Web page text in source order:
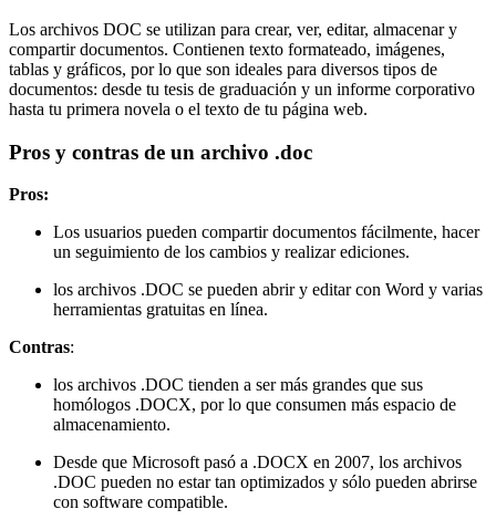
Los archivos DOC se utilizan para crear, ver, editar, almacenar y
compartir documentos. Contienen texto formateado, imágenes,
tablas y gráficos, por lo que son ideales para diversos tipos de
documentos: desde tu tesis de graduación y un informe corporativo
hasta tu primera novela o el texto de tu página web.
Pros y contras de un archivo .doc
Pros:
Los usuarios pueden compartir documentos fácilmente, hacer
un seguimiento de los cambios y realizar ediciones.
los archivos .DOC se pueden abrir y editar con Word y varias
herramientas gratuitas en línea.
Contras:
los archivos .DOC tienden a ser más grandes que sus
homólogos .DOCX, por lo que consumen más espacio de
almacenamiento.
Desde que Microsoft pasó a .DOCX en 2007, los archivos
.DOC pueden no estar tan optimizados y sólo pueden abrirse
con software compatible.